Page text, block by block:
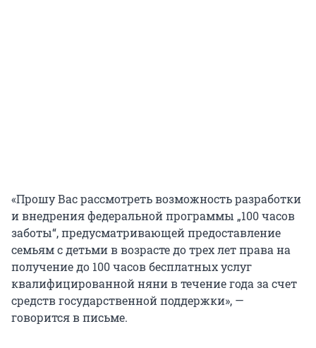
«Прошу Вас рассмотреть возможность разработки
и внедрения федеральной программы „100 часов
заботы“, предусматривающей предоставление
семьям с детьми в возрасте до трех лет права на
получение до 100часов бесплатных услуг
квалифицированной няни в течение года за счет
средств государственной поддержки», —
говорится в письме.